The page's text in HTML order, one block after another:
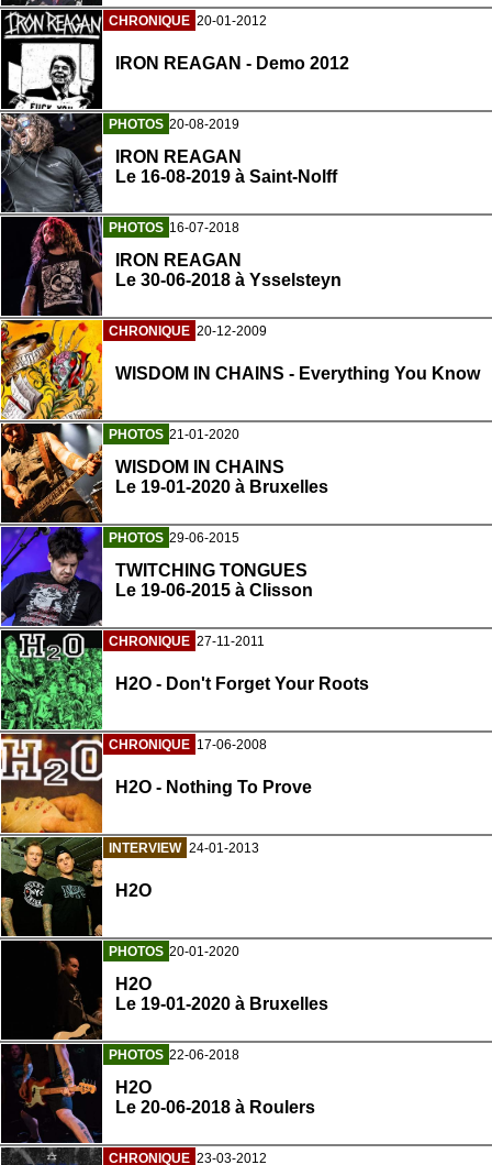
CHRONIQUE 20-01-2012
IRON REAGAN - Demo 2012
PHOTOS 20-08-2019
IRON REAGAN
Le 16-08-2019 à Saint-Nolff
PHOTOS 16-07-2018
IRON REAGAN
Le 30-06-2018 à Ysselsteyn
CHRONIQUE 20-12-2009
WISDOM IN CHAINS - Everything You Know
PHOTOS 21-01-2020
WISDOM IN CHAINS
Le 19-01-2020 à Bruxelles
PHOTOS 29-06-2015
TWITCHING TONGUES
Le 19-06-2015 à Clisson
CHRONIQUE 27-11-2011
H2O - Don't Forget Your Roots
CHRONIQUE 17-06-2008
H2O - Nothing To Prove
INTERVIEW 24-01-2013
H2O
PHOTOS 20-01-2020
H2O
Le 19-01-2020 à Bruxelles
PHOTOS 22-06-2018
H2O
Le 20-06-2018 à Roulers
CHRONIQUE 23-03-2012